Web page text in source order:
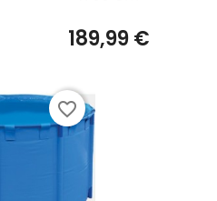
189,99 €
favorite_border